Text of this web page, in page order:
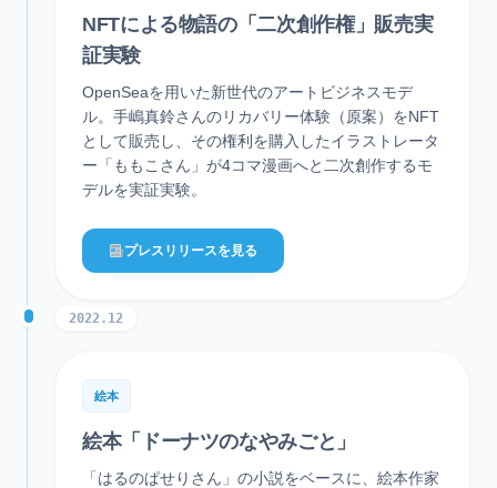
NFTによる物語の「二次創作権」販売実
証実験
OpenSeaを用いた新世代のアートビジネスモデ
ル。手嶋真鈴さんのリカバリー体験（原案）をNFT
として販売し、その権利を購入したイラストレータ
ー「ももこさん」が4コマ漫画へと二次創作するモ
デルを実証実験。
プレスリリースを見る
2022.12
絵本
絵本「ドーナツのなやみごと」
「はるのぱせりさん」の小説をベースに、絵本作家